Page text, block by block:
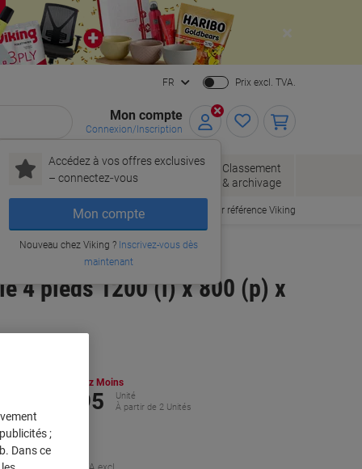
FR Prix excl. TVA.
Mon compte
Connexion/Inscription
Accédez à vos offres exclusives
– connectez‑vous
Mon compte
Nouveau chez Viking ?Inscrivez-vous dès
maintenant
Papier, enveloppes
& emballage
Fournitures
de bureau
Classement
& archivage
Commander par référence Viking
4 pieds 1200 (l) x 800 (p) x
Dépensez Moins
Unité
À partir de 2 Unités
;
Dans ce